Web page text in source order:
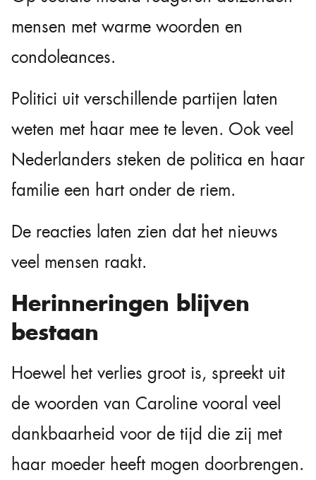
mensen met warme woorden en
condoleances.
Politici uit verschillende partijen laten
weten met haar mee te leven. Ook veel
Nederlanders steken de politica en haar
familie een hart onder de riem.
De reacties laten zien dat het nieuws
veel mensen raakt.
Herinneringen blijven
bestaan
Hoewel het verlies groot is, spreekt uit
de woorden van Caroline vooral veel
dankbaarheid voor de tijd die zij met
haar moeder heeft mogen doorbrengen.